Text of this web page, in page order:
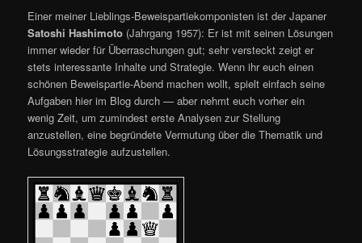
Einer meiner Lieblings-Beweispartiekomponisten ist der Japaner
Satoshi Hashimoto (Jahrgang 1957): Er ist mit seinen Lösungen
immer wieder für Überraschungen gut; sehr versteckt zeigt er
stets interessante Inhalte und Strategie. Wenn ihr euch einen
schönen Beweispartie-Abend machen wollt, spielt einfach seine
Aufgaben hier im Blog durch — aber nehmt euch vorher ein
wenig Zeit, um zumindest erste Analysen zur Stellung
anzustellen, eine begründete Vermutung über die Thematik und
Lösungsstrategie aufzustellen.